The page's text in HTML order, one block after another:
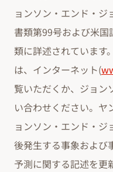
ョンソン・エンド・
書類第99号および米
類に詳述されています
は、インターネット(
覧いただくか、ジョン
い合わせください。ヤ
ョンソン・エンド・
後発生する事象および
予測に関する記述を更